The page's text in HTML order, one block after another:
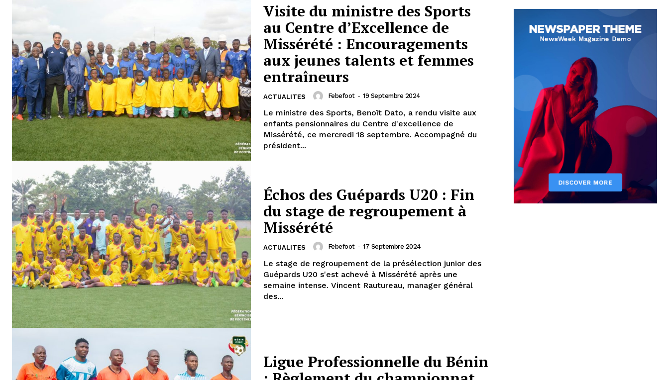
Visite du ministre des Sports
au Centre d’Excellence de
Missérété : Encouragements
aux jeunes talents et femmes
entraîneurs
ACTUALITES Febefoot - 19 Septembre 2024
Le ministre des Sports, Benoît Dato, a rendu visite aux
enfants pensionnaires du Centre d'excellence de
Missérété, ce mercredi 18 septembre. Accompagné du
président...
Échos des Guépards U20 : Fin
du stage de regroupement à
Missérété
ACTUALITES Febefoot - 17 Septembre 2024
Le stage de regroupement de la présélection junior des
Guépards U20 s'est achevé à Missérété après une
semaine intense. Vincent Rautureau, manager général
des...
Ligue Professionnelle du Bénin